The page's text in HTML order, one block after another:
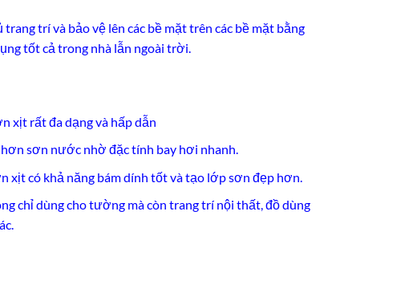
trí và bảo vệ lên các bề mặt trên các bề mặt bằng
tốt cả trong nhà lẫn ngoài trời.
xịt rất đa dạng và hấp dẫn
sơn nước nhờ đặc tính bay hơi nhanh.
xịt có khả năng bám dính tốt và tạo lớp sơn đẹp hơn.
chỉ dùng cho tường mà còn trang trí nội thất, đồ dùng